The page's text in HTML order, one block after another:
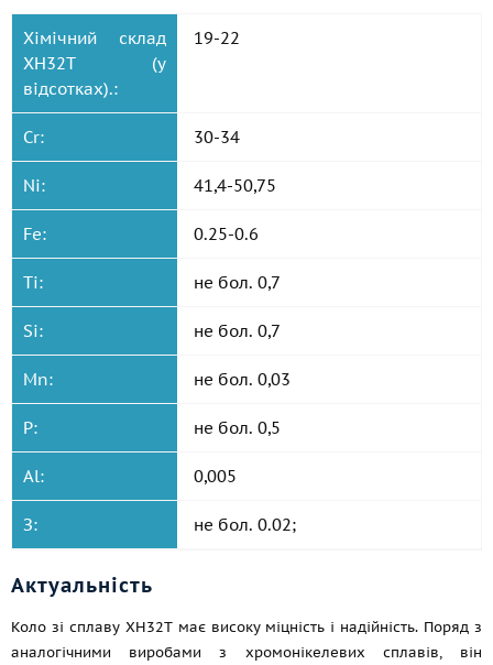
Хімічний склад
ХН32Т (у
відсотках).:
19-22
Cr: 30-34
Ni: 41,4-50,75
Fe: 0.25-0.6
Ti: не бол. 0,7
Si: не бол. 0,7
Mn: не бол. 0,03
P: не бол. 0,5
Al: 0,005
З: не бол. 0.02;
Актуальність
Коло зі сплаву ХН32Т має високу міцність і надійність. Поряд з
аналогічними виробами з хромонікелевих сплавів, він